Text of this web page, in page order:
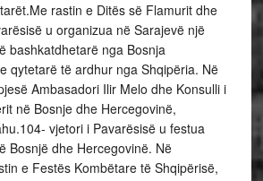
rastin e Ditës së Flamurit dhe
u organizua në Sarajevë një
bashkatdhetarë nga Bosnja
qytetarë të ardhur nga Shqipëria. Në
Ambasadori Ilir Melo dhe Konsulli i
në Bosnje dhe Hercegovinë,
vjetori i Pavarësisë u festua
Bosnjë dhe Hercegovinë. Në
e Festës Kombëtare të Shqipërisë,